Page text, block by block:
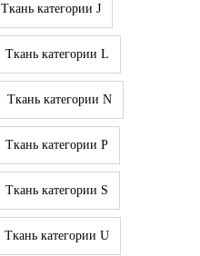
Ткань категории J
Ткань категории L
Ткань категории N
Ткань категории P
Ткань категории S
Ткань категории U